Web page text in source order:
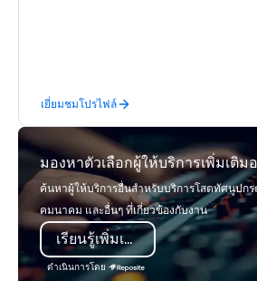
เยี่ยมชมโปรไฟล์
มองหาตัวเลือกผู้ให้บริการเพิ่มเติม
ค้นหาผู้ให้บริการอื่นสำหรับบริการโสตทัศนูปก
คมนาคม และอื่นๆ ที่เกี่ยวข้องกับงาน
เรียนรู้เพิ่มเติม
ดำเนินการโดย